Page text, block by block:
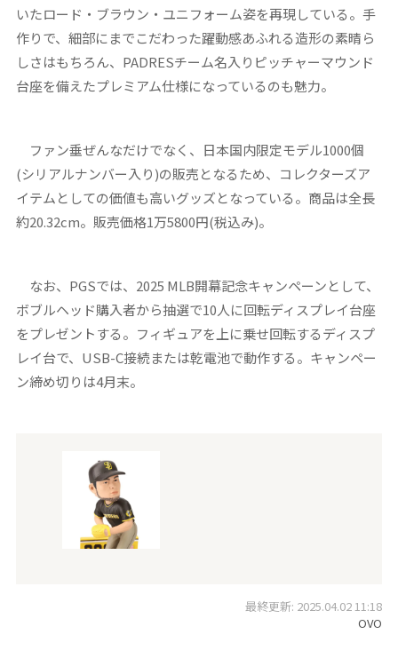
いたロード・ブラウン・ユニフォーム姿を再現している。手
作りで、細部にまでこだわった躍動感あふれる造形の素晴ら
しさはもちろん、PADRESチーム名入りピッチャーマウンド
台座を備えたプレミアム仕様になっているのも魅力。
ファン垂ぜんなだけでなく、日本国内限定モデル1000個
(シリアルナンバー入り)の販売となるため、コレクターズア
イテムとしての価値も高いグッズとなっている。商品は全長
約20.32cm。販売価格1万5800円(税込み)。
なお、PGSでは、2025 MLB開幕記念キャンペーンとして、
ボブルヘッド購入者から抽選で10人に回転ディスプレイ台座
をプレゼントする。フィギュアを上に乗せ回転するディスプ
レイ台で、USB-C接続または乾電池で動作する。キャンペー
ン締め切りは4月末。
最終更新: 2025.04.02 11:18
OVO